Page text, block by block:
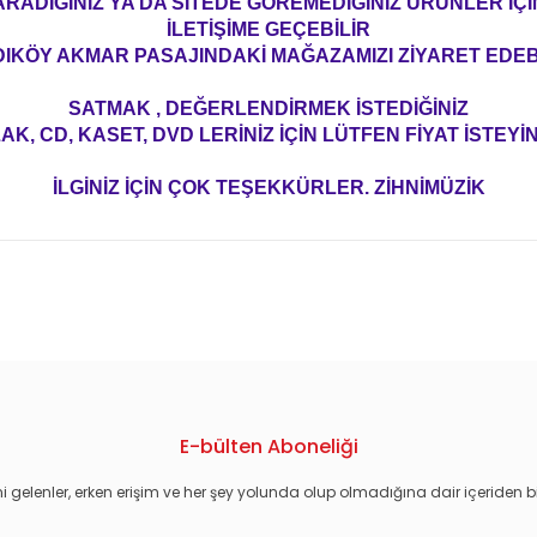
İLETİŞİME GEÇEBİLİR
AKMAR PASAJINDAKİ MAĞAZAMIZI ZİYARET
SATMAK , DEĞERLENDİRMEK İSTEDİĞİNİZ
CD, KASET, DVD LERİNİZ İÇİN LÜTFEN FİYAT
İLGİNİZ İÇİN ÇOK TEŞEKKÜRLER. ZİHNİMÜZİK
E-bülten Aboneliği
gelenler, erken erişim ve her şey yolunda olup olmadığına dair içeriden